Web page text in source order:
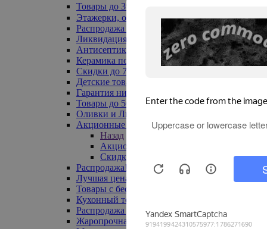
Товары до 399₽
Этажерки, обувницы
Распродажа текстиля до -50%
Ликвидация до -70%
Антисептики
Керамика по 129 руб
Скидки до 70%
Детские товары
Гарантия низкой цены
Товары до 500 руб
Оливки и Лимоны
Акционные товары
Назад
Акционные товары
Скидка 20% по промокоду
Распродажа! Ульяновск до -70%
Лучшая цена
Товары с бесплатной доставкой
Кухонный текстиль
Распродажа до -50%
Жаропрочная посуда